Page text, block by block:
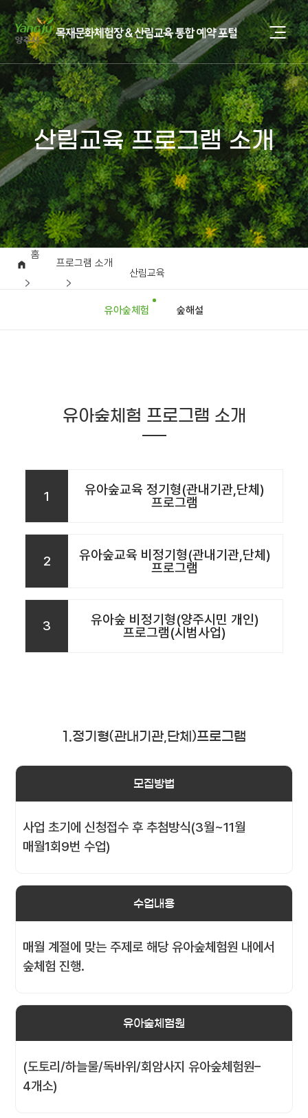
산림교육 프로그램 소개
홈
프로그램 소개
산림교육
유아숲체험 숲해설
유아숲체험 프로그램 소개
1
유아숲교육 정기형(관내기관,단체)
프로그램
2
유아숲교육 비정기형(관내기관,단체)
프로그램
3
유아숲 비정기형(양주시민 개인)
프로그램(시범사업)
1.정기형(관내기관,단체)프로그램
모집방법
사업 초기에 신청접수 후 추첨방식(3월~11월
매월1회9번 수업)
수업내용
매월 계절에 맞는 주제로 해당 유아숲체험원 내에서
숲체험 진행.
유아숲체험원
(도토리/하늘물/독바위/회암사지 유아숲체험원–
4개소)